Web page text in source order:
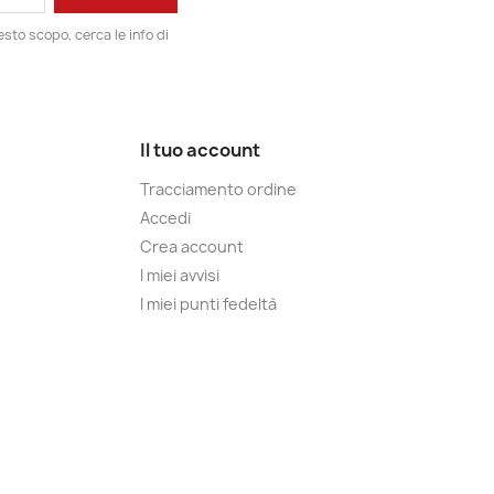
scopo, cerca le info di
Il tuo account
Tracciamento ordine
Accedi
Crea account
I miei avvisi
I miei punti fedeltà